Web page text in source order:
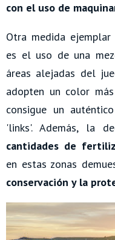
con el uso de
Otra medida
es el uso de una
áreas alejadas del
adopten un color
consigue un
'links'. Además, la
cantidades de
en estas zonas
conservación y la